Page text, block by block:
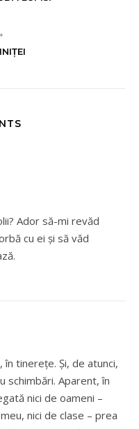
Ador să-mi revăd
cu ei și să văd
în tinereţe. Şi, de atunci,
schimbări. Aparent, în
nici de oameni –
nici de clase – prea